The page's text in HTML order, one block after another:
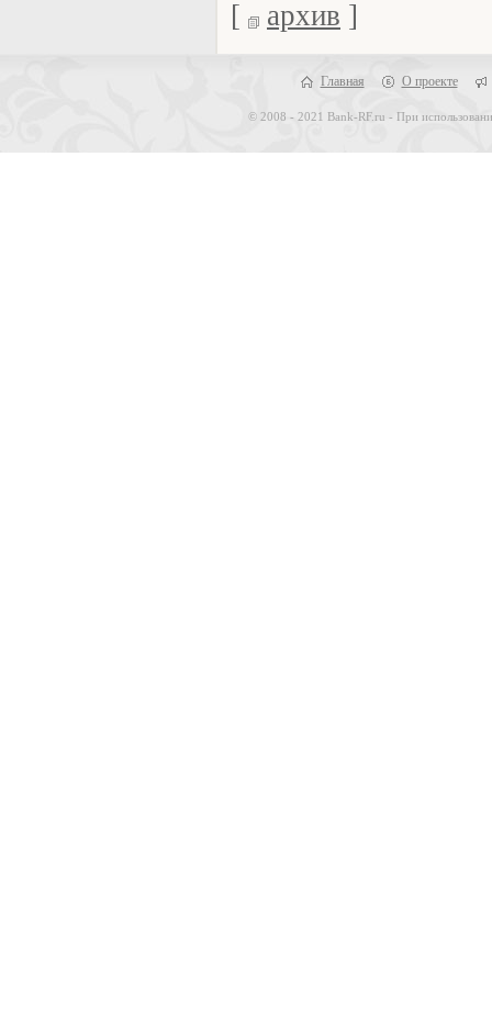
[ архив ]
Главная О проекте
© 2008 - 2021 Bank-RF.ru - При